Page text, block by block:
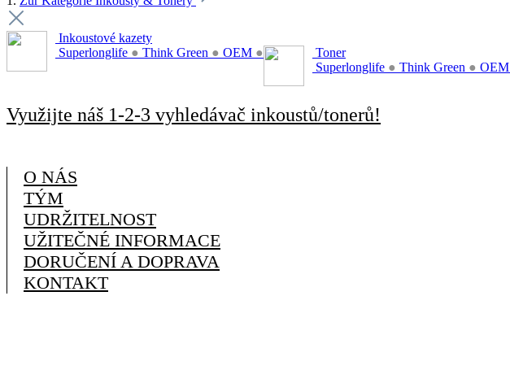
Inkoustové kazety
Superlonglife ● Think Green ● OEM ●
Toner
Superlonglife ● Think Green ● OEM
Využijte náš 1-2-3 vyhledávač inkoustů/tonerů!
O NÁS
TÝM
UDRŽITELNOST
UŽITEČNÉ INFORMACE
DORUČENÍ A DOPRAVA
KONTAKT